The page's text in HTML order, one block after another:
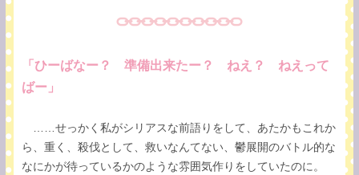
「ひーばなー？ 準備出来たー？ ねえ？ ねえって
ばー」
……せっかく私がシリアスな前語りをして、あたかもこれか
ら、重く、殺伐として、救いなんてない、鬱展開のバトル的な
なにかが待っているかのような雰囲気作りをしていたのに。